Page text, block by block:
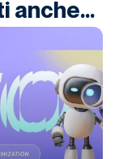
anche...